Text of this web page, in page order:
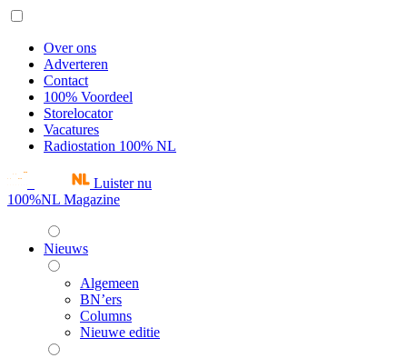
Over ons
Adverteren
Contact
100% Voordeel
Storelocator
Vacatures
Radiostation 100% NL
Luister nu
100%NL Magazine
Nieuws
Algemeen
BN’ers
Columns
Nieuwe editie